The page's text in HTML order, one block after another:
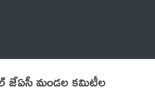
జేఏసీ మండల కమిటీల